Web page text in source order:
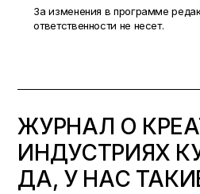
За изменения в программе
ответственности не несет.
ЖУРНАЛ О
ИНДУСТРИЯХ
ДА, У НАС